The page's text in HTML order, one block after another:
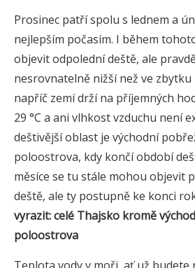
Prosinec patří spolu s lednem a
nejlepším počasím. I během
objevit odpolední deště, ale
nesrovnatelně nižší než ve
napříč zemí drží na příjemných
29 °C a ani vlhkost vzduchu není
deštivější oblast je východní
poloostrova, kdy končí období
měsíce se tu stále mohou objevit
deště, ale ty postupně ke konci
vyrazit: celé Thajsko kromě
poloostrova